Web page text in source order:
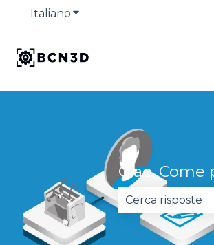
Italiano Mostra sottomenu per le
Ciao.
Non sono